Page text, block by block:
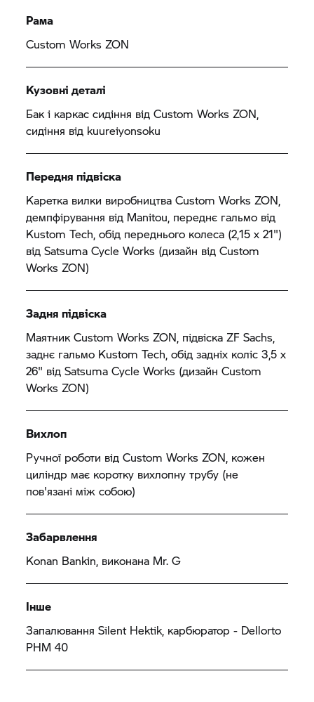
Рама
Custom Works ZON
Кузовні деталі
Бак і каркас сидіння від Custom Works ZON,
сидіння від kuureiyonsoku
Передня підвіска
Каретка вилки виробництва Custom Works ZON,
демпфірування від Manitou, переднє гальмо від
Kustom Tech, обід переднього колеса (2,15 x 21")
від Satsuma Cycle Works (дизайн від Custom
Works ZON)
Задня підвіска
Маятник Custom Works ZON, підвіска ZF Sachs,
заднє гальмо Kustom Tech, обід задніх коліс 3,5 x
26" від Satsuma Cycle Works (дизайн Custom
Works ZON)
Вихлоп
Ручної роботи від Custom Works ZON, кожен
циліндр має коротку вихлопну трубу (не
пов'язані між собою)
Забарвлення
Konan Bankin, виконана Mr. G
Інше
Запалювання Silent Hektik, карбюратор - Dellorto
PHM 40